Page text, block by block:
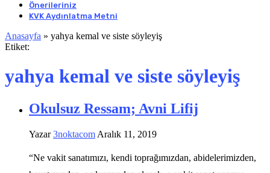
Önerileriniz
KVK Aydınlatma Metni
Anasayfa » yahya kemal ve siste söyleyiş
Etiket:
yahya kemal ve siste söyleyiş
Okulsuz Ressam; Avni Lifij
Yazar3noktacom Aralık 11, 2019
“Ne vakit sanatımızı, kendi toprağımızdan, abidelerimizden,